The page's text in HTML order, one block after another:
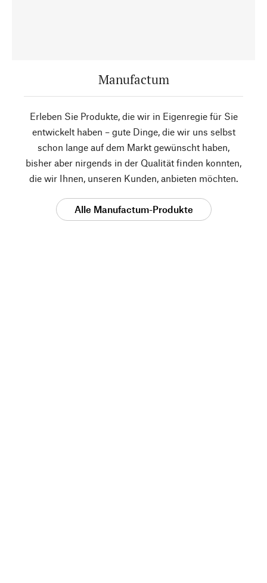
Manufactum
Erleben Sie Produkte, die wir in Eigenregie für Sie
entwickelt haben – gute Dinge, die wir uns selbst
schon lange auf dem Markt gewünscht haben,
bisher aber nirgends in der Qualität finden konnten,
die wir Ihnen, unseren Kunden, anbieten möchten.
Alle Manufactum-Produkte